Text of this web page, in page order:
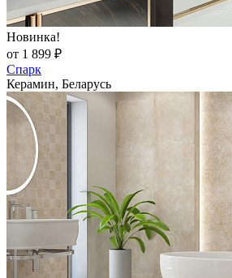
Новинка!
от 1 899 ₽
Спарк
Керамин, Беларусь